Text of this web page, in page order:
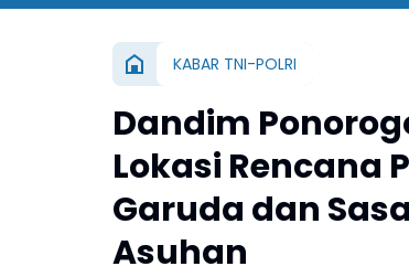
KABAR TNI-POLRI
Dandim
Lokasi Rencana
Garuda dan
Asuhan